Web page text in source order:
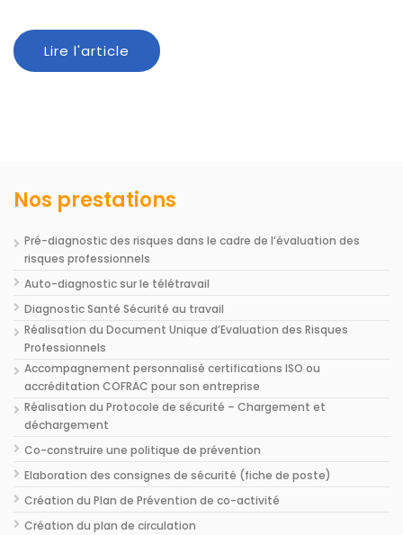
Lire l'article
Nos prestations
Pré-diagnostic des risques dans le cadre de l’évaluation des
risques professionnels
Auto-diagnostic sur le télétravail
Diagnostic Santé Sécurité au travail
Réalisation du Document Unique d’Evaluation des Risques
Professionnels
Accompagnement personnalisé certifications ISO ou
accréditation COFRAC pour son entreprise
Réalisation du Protocole de sécurité – Chargement et
déchargement
Co-construire une politique de prévention
Elaboration des consignes de sécurité (fiche de poste)
Création du Plan de Prévention de co-activité
Création du plan de circulation